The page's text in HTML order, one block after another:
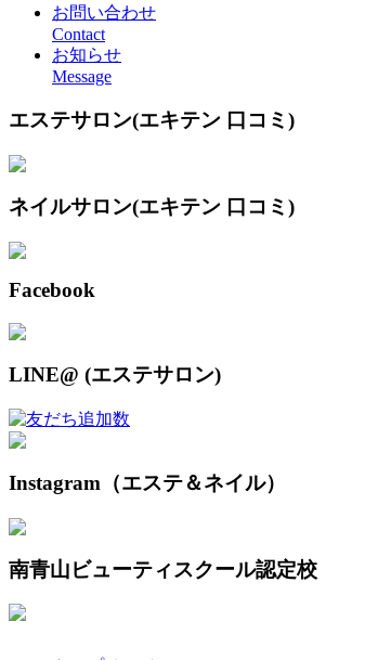
お問い合わせ
Contact
お知らせ
Message
エステサロン(エキテン 口コミ)
ネイルサロン(エキテン 口コミ)
Facebook
LINE@ (エステサロン)
Instagram（エステ＆ネイル）
南青山ビューティスクール認定校